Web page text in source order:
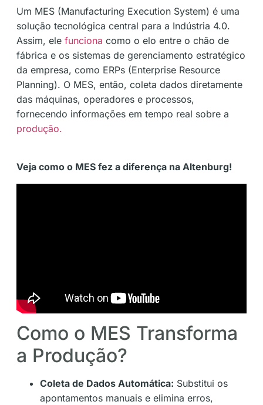
Um MES (Manufacturing Execution System) é uma
solução tecnológica central para a Indústria 4.0.
Assim, ele funciona como o elo entre o chão de
fábrica e os sistemas de gerenciamento estratégico
da empresa, como ERPs (Enterprise Resource
Planning). O MES, então, coleta dados diretamente
das máquinas, operadores e processos,
fornecendo informações em tempo real sobre a
produção.
Veja como o MES fez a diferença na Altenburg!
Como o MES Transforma
a Produção?
Coleta de Dados Automática: Substitui os
apontamentos manuais e elimina erros,